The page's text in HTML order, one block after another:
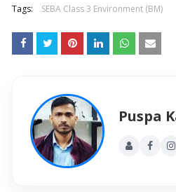
Tags: SEBA Class 3 Environment (BM)
Puspa